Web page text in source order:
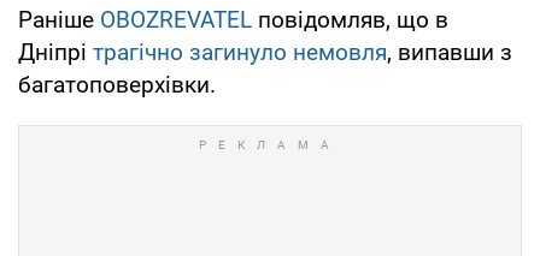
Раніше OBOZREVATEL повідомляв, що в
Дніпрі трагічно загинуло немовля, випавши з
багатоповерхівки.